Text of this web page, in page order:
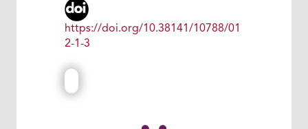
https://doi.org/10.38141/10788/01
2-1-3